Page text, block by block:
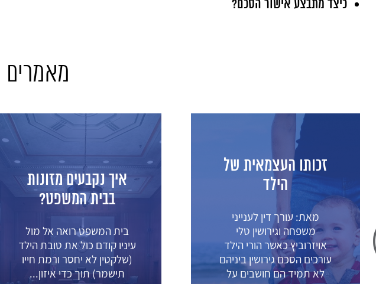
כיצד מתבצע אישור הסכם?
מאמרים
איך נקבעים מזונות
בבית המשפט?
בית המשפט רואה אל מול
עיניו קודם כול את טובת הילד
(שלקטין לא יחסר ורמת חייו
תישמר) תוך כדי איזון...
כיצד מתבצע אישור
הסכם?
הסכם ממון – כיצד מתבצע
אישור הסכם? אישור של
הסכם ממון בבית משפט
נועד על מנת להבטיח את
גמירות הדעת של...